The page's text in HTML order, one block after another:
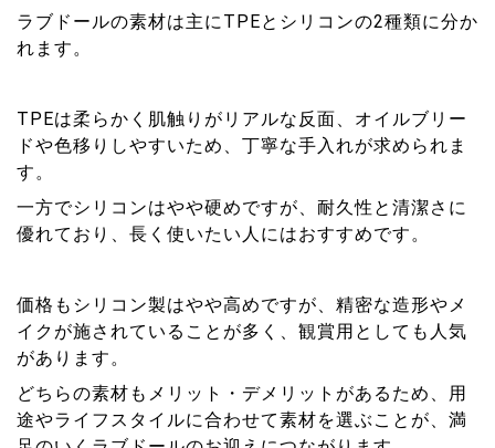
ラブドールの素材は主にTPEとシリコンの2種類に分か
れます。
TPEは柔らかく肌触りがリアルな反面、オイルブリー
ドや色移りしやすいため、丁寧な手入れが求められま
す。
一方でシリコンはやや硬めですが、耐久性と清潔さに
優れており、長く使いたい人にはおすすめです。
価格もシリコン製はやや高めですが、精密な造形やメ
イクが施されていることが多く、観賞用としても人気
があります。
どちらの素材もメリット・デメリットがあるため、用
途やライフスタイルに合わせて素材を選ぶことが、満